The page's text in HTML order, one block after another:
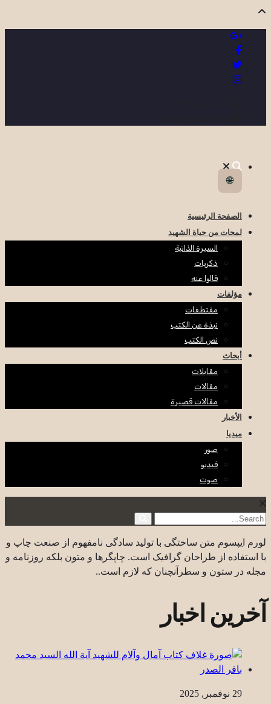
🌐
الصفحة الرئيسية
لمحات من حياة الشهيد
السيرة الذاتية
ذكريات
قالوا عنه
مؤلفات
مقتطفات
نبذة عن الكتب
نص الكتب
أبحاث
مقابلات
مقالات
مقالات قصيرة
الأخبار
ميديا
صور
فيديو
صوت
لورم ایپسوم متن ساختگی با تولید سادگی نامفهوم از صنعت چاپ و
با استفاده از طراحان گرافیک است. چاپگرها و متون بلکه روزنامه و
مجله در ستون و سطرآنچنان که لازم است..
آخرین اخبار
29 نوفمبر, 2025